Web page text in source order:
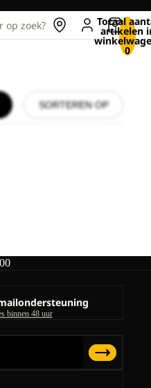
op zoek? Totaal
artikelen
0
SORTEREN OP
binnen 48 uur